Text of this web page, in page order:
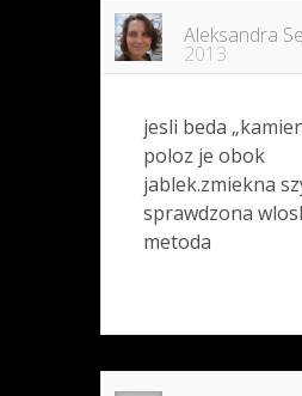
Aleksandra
2013
jesli beda
poloz je obok
jablek.zmiekna
sprawdzona
metoda